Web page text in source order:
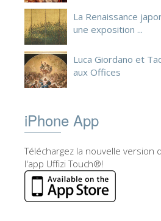
La Renaissance
une exposition ...
Luca Giordano et
aux Offices
iPhone App
Téléchargez la nouvelle version
l'app Uffizi Touch®!